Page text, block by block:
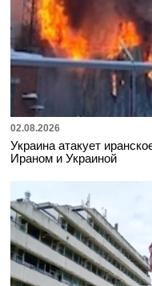
02.08.2026
Украина атакует
Ираном и Украиной